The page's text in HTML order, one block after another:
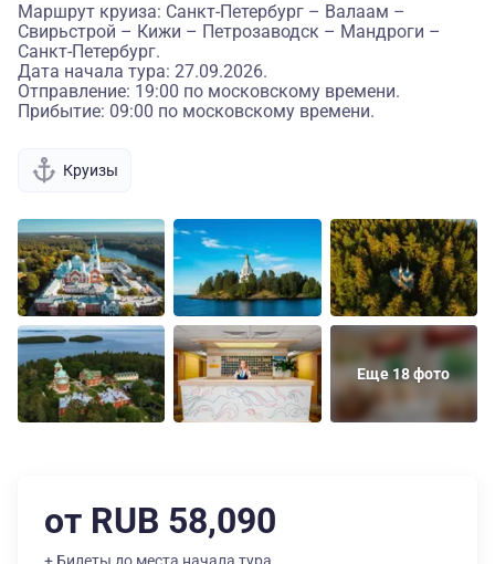
Маршрут круиза: Санкт-Петербург – Валаам –
Свирьстрой – Кижи – Петрозаводск – Мандроги –
Санкт-Петербург.
Дата начала тура: 27.09.2026.
Отправление: 19:00 по московскому времени.
Прибытие: 09:00 по московскому времени.
Круизы
Еще 18 фото
от RUB 58,090